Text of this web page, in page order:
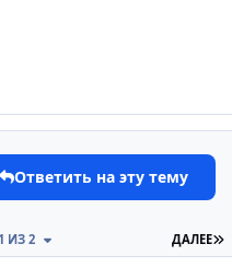
Ответить на эту тему
ДАЛЕЕ
ИЗ 2